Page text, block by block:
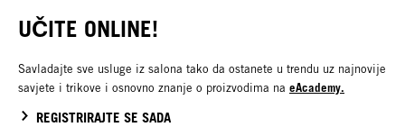
UČITE ONLINE!
Savladajte sve usluge iz salona tako da ostanete u trendu uz najnovije
savjete i trikove i osnovno znanje o proizvodima na eAcademy.
REGISTRIRAJTE SE SADA